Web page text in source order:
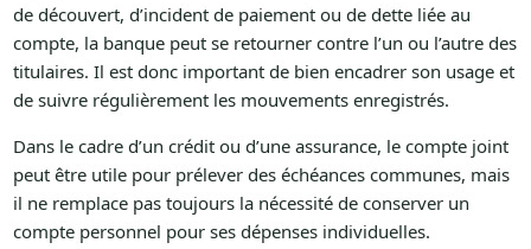
de découvert, d’incident de paiement ou de dette liée au
compte, la banque peut se retourner contre l’un ou l’autre des
titulaires. Il est donc important de bien encadrer son usage et
de suivre régulièrement les mouvements enregistrés.
Dans le cadre d’un crédit ou d’une assurance, le compte joint
peut être utile pour prélever des échéances communes, mais
il ne remplace pas toujours la nécessité de conserver un
compte personnel pour ses dépenses individuelles.